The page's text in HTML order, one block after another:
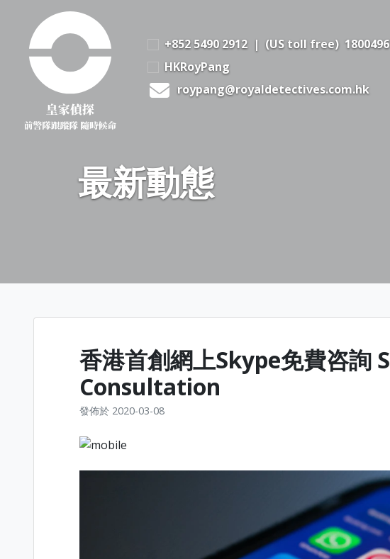
+852 5490 2912 | (US toll free)
HKRoyPang
roypang@royaldetectives.com.hk
最新動態
香港首創網上Skype免費咨詢
Consultation
發佈於 2020-03-08